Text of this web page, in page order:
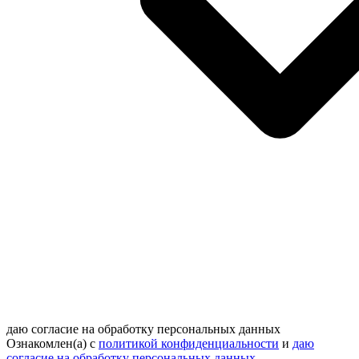
даю согласие на обработку персональных данных
Ознакомлен(а) с политикой конфиденциальности и даю